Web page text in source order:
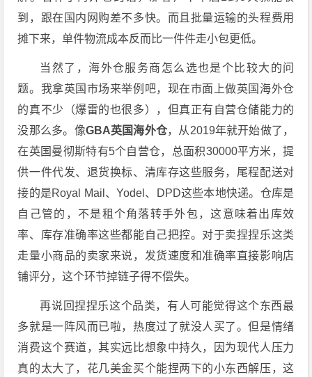
到，跟在国内网购差不多快。而且批量运输的头程费用
摊下来，单件物流成本反而比一件件走小包更低。
当然了，海外仓服务商怎么选也是个比较大的问
题。我拿英国市场来举例吧，现在市面上做英国海外仓
的真不少（爆雷的也很多），但真正有自营仓储能力的
没那么多。像GBA英国海外仓，从2019年就开始做了，
在英国曼彻斯特有5个自营仓，总面积30000平方米，提
供一件代发、退货换标、清库存这些服务，尾程配送对
接的是Royal Mail、Yodel、DPD这些本地快递。仓库是
自己管的，不是租个角落转手外包，这意味着出库效
率、库存准确率这些都能自己把控。对于卖捏捏乐这类
走量小商品的卖家来说，发货速度和准确率直接影响店
铺评分，这个环节掉链子得不偿失。
再说回捏捏乐这个品类，有人可能觉得这个东西最
多就是一阵风而已啦，热度过了就没人买了。但是情绪
消费这个赛道，其实远比想象中持久，因为现代人压力
真的太大了，花几美金买个能捏两下的小东西解压，这